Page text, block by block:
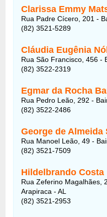
Clarissa Emmy
Rua Padre Cícero, 201 -
(82) 3521-5289
Cláudia Eugênia
Rua São Francisco, 456 -
(82) 3522-2319
Egmar da Rocha
Rua Pedro Leão, 292 -
(82) 3522-2486
George de Almeida
Rua Manoel Leão, 49 -
(82) 3521-7509
Hildelbrando Costa
Rua Zeferino Magalhães,
Arapiraca - AL
(82) 3521-2953